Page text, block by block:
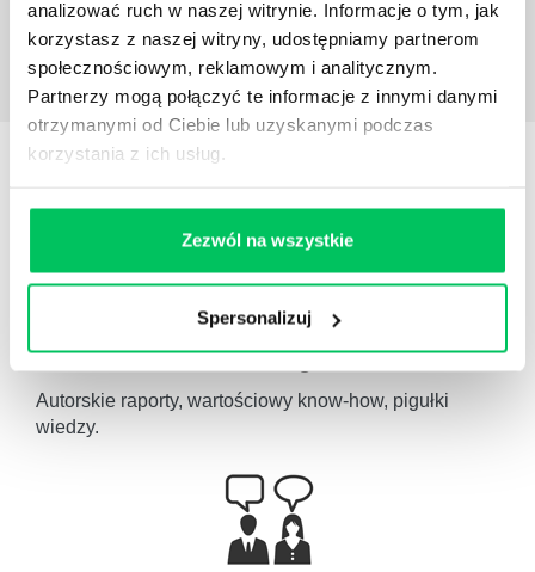
analizować ruch w naszej witrynie. Informacje o tym, jak
korzystasz z naszej witryny, udostępniamy partnerom
społecznościowym, reklamowym i analitycznym.
Partnerzy mogą połączyć te informacje z innymi danymi
otrzymanymi od Ciebie lub uzyskanymi podczas
korzystania z ich usług.
Zezwól na wszystkie
Spersonalizuj
STREFY WIEDZY
WikiGamma,Delegowanie,HR
Autorskie raporty, wartościowy know-how, pigułki
wiedzy.